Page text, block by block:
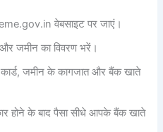
वेबसाइट पर जाएं।
जमीन का विवरण भरें।
जमीन के कागजात और बैंक खाते
होने के बाद पैसा सीधे आपके बैंक खाते